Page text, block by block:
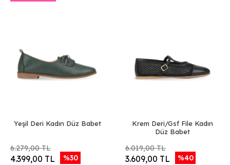
Yeşil Deri Kadın Düz Babet
6.279,00 TL
4.399,00 TL %30
Krem Deri/Gsf File Kadın
Düz Babet
6.019,00 TL
3.609,00 TL %40